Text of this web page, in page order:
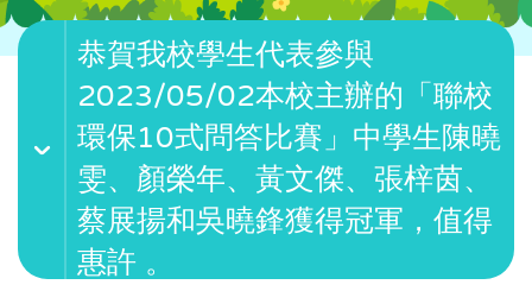
v
t
i
恭賀我校學生代表參與
2023/05/02本校主辦的「聯校
環保10式問答比賽」中學生陳曉
雯、顏榮年、黃文傑、張梓茵、
蔡展揚和吳曉鋒獲得冠軍，值得
惠許 。